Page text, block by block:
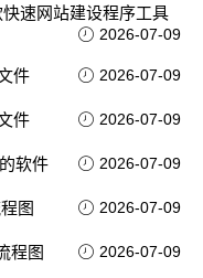
速网站建设程序工具
2026-07-09
件 2026-07-09
件 2026-07-09
软件 2026-07-09
图 2026-07-09
程图 2026-07-09